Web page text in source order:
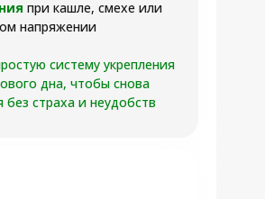
при кашле, смехе или
напряжении
систему укрепления
дна, чтобы снова
без страха и неудобств